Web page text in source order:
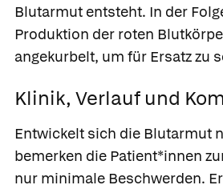
Blutarmut entsteht. In der
Produktion der roten
angekurbelt, um für Ersatz zu
Klinik, Verlauf und
Entwickelt sich die Blutarmut
bemerken die Patient*innen
nur minimale Beschwerden.